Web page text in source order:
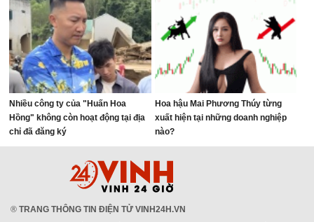
Nhiều công ty của "Huấn Hoa
Hồng" không còn hoạt động tại địa
chỉ đã đăng ký
Hoa hậu Mai Phương Thúy từng
xuất hiện tại những doanh nghiệp
nào?
® TRANG THÔNG TIN ĐIỆN TỬ VINH24H.VN